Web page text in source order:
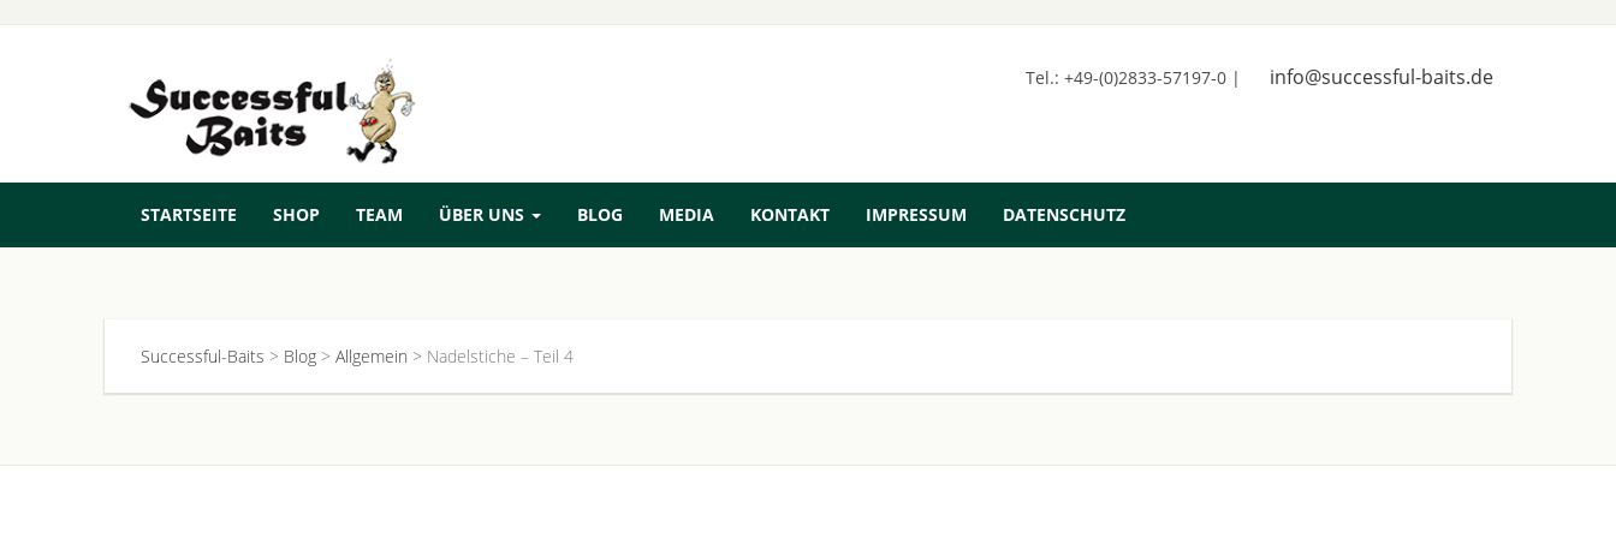
Tel.: +49-(0)2833-57197-0 | info@successful-baits.de
STARTSEITE SHOP TEAM ÜBER UNS BLOG MEDIA KONTAKT IMPRESSUM DATENSCHUTZ
Successful-Baits > Blog > Allgemein > Nadelstiche – Teil 4